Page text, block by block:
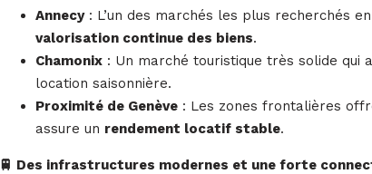
Annecy: L’un des marchés les plus recherchés
valorisation continue des biens.
Chamonix : Un marché touristique très solide qui
location saisonnière.
Proximité de Genève : Les zones frontalières
assure un rendement locatif stable.
🚆 Des infrastructures modernes et une forte